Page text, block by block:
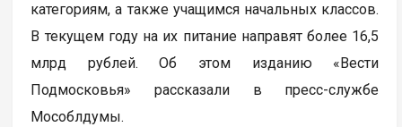
категориям, а также учащимся начальных классов.
В текущем году на их питание направят более 16,5
млрд рублей. Об этом изданию «Вести
Подмосковья» рассказали в пресс-службе
Мособлдумы.